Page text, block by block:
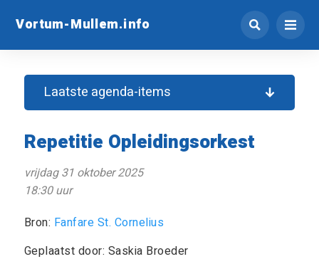
Vortum-Mullem.info
Repetitie Opleidingsorkest
vrijdag 31 oktober 2025
18:30 uur
Bron: Fanfare St. Cornelius
Geplaatst door: Saskia Broeder
Laatste agenda-items